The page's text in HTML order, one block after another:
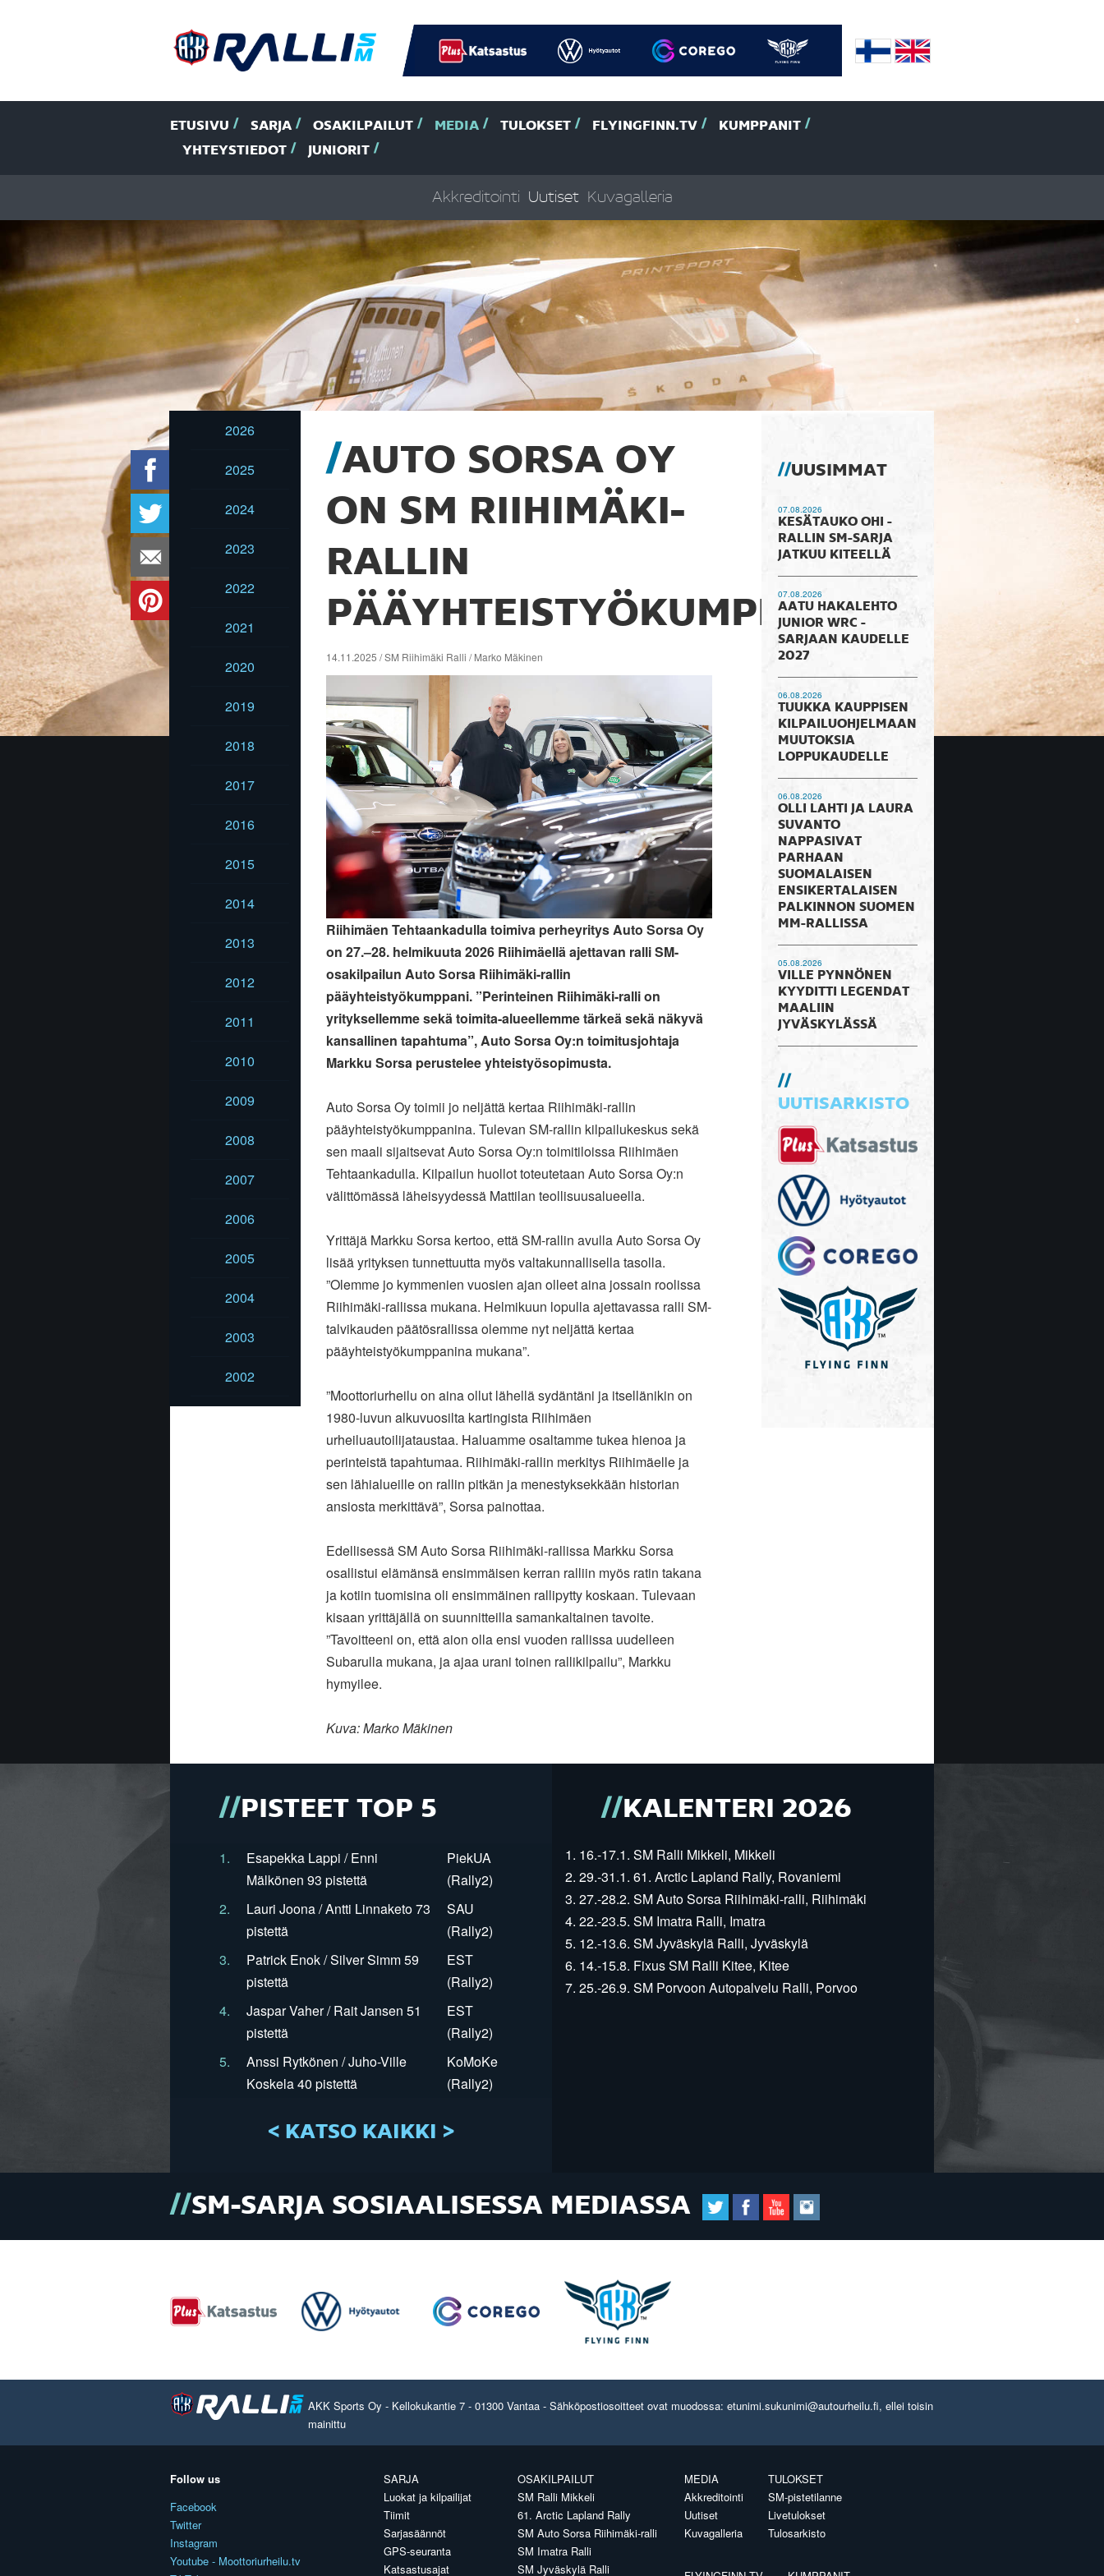
ETUSIVU SARJA OSAKILPAILUT MEDIA TULOKSET FLYINGFINN.TV
KUMPPANIT
YHTEYSTIEDOT
JUNIORIT
Akkreditointi Uutiset Kuvagalleria
2026
2025
2024
2023
2022
2021
2020
2019
2018
2017
2016
2015
2014
2013
2012
2011
2010
2009
2008
2007
2006
2005
2004
2003
2002
AUTO SORSA OY
ON SM RIIHIMÄKI-
RALLIN
PÄÄYHTEISTYÖKUMPPANI
14.11.2025 / SM Riihimäki Ralli / Marko Mäkinen
Riihimäen Tehtaankadulla toimiva perheyritys Auto Sorsa Oy
on 27.–28. helmikuuta 2026 Riihimäellä ajettavan ralli SM-
osakilpailun Auto Sorsa Riihimäki-rallin
pääyhteistyökumppani. ”Perinteinen Riihimäki-ralli on
yrityksellemme sekä toimita-alueellemme tärkeä sekä näkyvä
kansallinen tapahtuma”, Auto Sorsa Oy:n toimitusjohtaja
Markku Sorsa perustelee yhteistyösopimusta.
Auto Sorsa Oy toimii jo neljättä kertaa Riihimäki-rallin
pääyhteistyökumppanina. Tulevan SM-rallin kilpailukeskus sekä
sen maali sijaitsevat Auto Sorsa Oy:n toimitiloissa Riihimäen
Tehtaankadulla. Kilpailun huollot toteutetaan Auto Sorsa Oy:n
välittömässä läheisyydessä Mattilan teollisuusalueella.
Yrittäjä Markku Sorsa kertoo, että SM-rallin avulla Auto Sorsa Oy
lisää yrityksen tunnettuutta myös valtakunnallisella tasolla.
”Olemme jo kymmenien vuosien ajan olleet aina jossain roolissa
Riihimäki-rallissa mukana. Helmikuun lopulla ajettavassa ralli SM-
talvikauden päätösrallissa olemme nyt neljättä kertaa
pääyhteistyökumppanina mukana”.
”Moottoriurheilu on aina ollut lähellä sydäntäni ja itsellänikin on
1980-luvun alkuvuosilta kartingista Riihimäen
urheiluautoilijataustaa. Haluamme osaltamme tukea hienoa ja
perinteistä tapahtumaa. Riihimäki-rallin merkitys Riihimäelle ja
sen lähialueille on rallin pitkän ja menestyksekkään historian
ansiosta merkittävä”, Sorsa painottaa.
Edellisessä SM Auto Sorsa Riihimäki-rallissa Markku Sorsa
osallistui elämänsä ensimmäisen kerran ralliin myös ratin takana
ja kotiin tuomisina oli ensimmäinen rallipytty koskaan. Tulevaan
kisaan yrittäjällä on suunnitteilla samankaltainen tavoite.
”Tavoitteeni on, että aion olla ensi vuoden rallissa uudelleen
Subarulla mukana, ja ajaa urani toinen rallikilpailu”, Markku
hymyilee.
Kuva: Marko Mäkinen
UUSIMMAT
07.08.2026
KESÄTAUKO OHI -
RALLIN SM-SARJA
JATKUU KITEELLÄ
07.08.2026
AATU HAKALEHTO
JUNIOR WRC -
SARJAAN KAUDELLE
2027
06.08.2026
TUUKKA KAUPPISEN
KILPAILUOHJELMAAN
MUUTOKSIA
LOPPUKAUDELLE
06.08.2026
OLLI LAHTI JA LAURA
SUVANTO
NAPPASIVAT
PARHAAN
SUOMALAISEN
ENSIKERTALAISEN
PALKINNON SUOMEN
MM-RALLISSA
05.08.2026
VILLE PYNNÖNEN
KYYDITTI LEGENDAT
MAALIIN
JYVÄSKYLÄSSÄ
UUTISARKISTO
PISTEET TOP 5
1.
Esapekka Lappi / Enni
Mälkönen 93 pistettä
PiekUA
(Rally2)
2.
Lauri Joona / Antti Linnaketo 73
pistettä
SAU
(Rally2)
3.
Patrick Enok / Silver Simm 59
pistettä
EST
(Rally2)
4.
Jaspar Vaher / Rait Jansen 51
pistettä
EST
(Rally2)
5.
Anssi Rytkönen / Juho-Ville
Koskela 40 pistettä
KoMoKe
(Rally2)
< KATSO KAIKKI >
KALENTERI 2026
1. 16.-17.1. SM Ralli Mikkeli, Mikkeli
2. 29.-31.1. 61. Arctic Lapland Rally, Rovaniemi
3. 27.-28.2. SM Auto Sorsa Riihimäki-ralli, Riihimäki
4. 22.-23.5. SM Imatra Ralli, Imatra
5. 12.-13.6. SM Jyväskylä Ralli, Jyväskylä
6. 14.-15.8. Fixus SM Ralli Kitee, Kitee
7. 25.-26.9. SM Porvoon Autopalvelu Ralli, Porvoo
SM-SARJA SOSIAALISESSA MEDIASSA
AKK Sports Oy - Kellokukantie 7 - 01300 Vantaa - Sähköpostiosoitteet ovat muodossa: etunimi.sukunimi@autourheilu.fi, ellei toisin
mainittu
Follow us
Facebook
Twitter
Instagram
Youtube - Moottoriurheilu.tv
SARJA
Luokat ja kilpailijat
Tiimit
Sarjasäännöt
GPS-seuranta
Katsastusajat
OSAKILPAILUT
SM Ralli Mikkeli
61. Arctic Lapland Rally
SM Auto Sorsa Riihimäki-ralli
SM Imatra Ralli
SM Jyväskylä Ralli
MEDIA
Akkreditointi
Uutiset
Kuvagalleria
TULOKSET
SM-pistetilanne
Livetulokset
Tulosarkisto